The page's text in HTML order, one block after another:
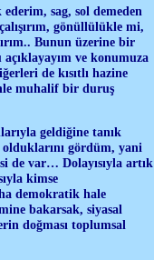
sag, sol demeden
gönüllülükle mi,
Bunun üzerine bir
ve konumuza
de kısıtlı hazine
muhalif bir duruş
geldiğine tanık
gördüm, yani
de var… Dolayısıyla artık
kimse
demokratik hale
bakarsak, siyasal
doğması toplumsal